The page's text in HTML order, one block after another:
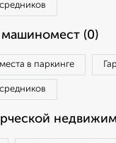
(0)
в паркинге